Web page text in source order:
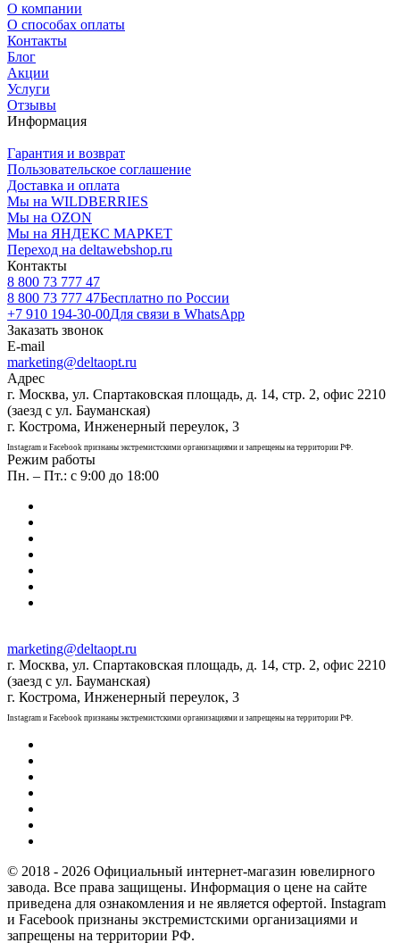
О компании
О способах оплаты
Контакты
Блог
Акции
Услуги
Отзывы
Информация
Гарантия и возврат
Пользовательское соглашение
Доставка и оплата
Мы на WILDBERRIES
Мы на OZON
Мы на ЯНДЕКС МАРКЕТ
Переход на deltawebshop.ru
Контакты
8 800 73 777 47
8 800 73 777 47Бесплатно по России
+7 910 194-30-00Для связи в WhatsApp
Заказать звонок
E-mail
marketing@deltaopt.ru
Адрес
г. Москва, ул. Спартаковская площадь, д. 14, стр. 2, офис 2210
(заезд с ул. Бауманская)
г. Кострома, Инженерный переулок, 3
Instagram и Facebook признаны экстремистскими организациями и запрещены на территории РФ.
Режим работы
Пн. – Пт.: с 9:00 до 18:00
marketing@deltaopt.ru
г. Москва, ул. Спартаковская площадь, д. 14, стр. 2, офис 2210
(заезд с ул. Бауманская)
г. Кострома, Инженерный переулок, 3
Instagram и Facebook признаны экстремистскими организациями и запрещены на территории РФ.
© 2018 - 2026 Официальный интернет-магазин ювелирного
завода. Все права защищены. Информация о цене на сайте
приведена для ознакомления и не является офертой. Instagram
и Facebook признаны экстремистскими организациями и
запрещены на территории РФ.